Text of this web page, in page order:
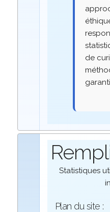
de
Statistiques
Plan du site :